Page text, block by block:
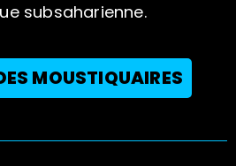
subsaharienne.
MOUSTIQUAIRES